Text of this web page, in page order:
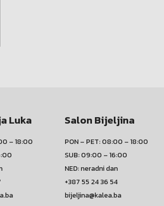
Luka
– 18:00
Salon Bijeljina
PON – PET: 08:00 – 18:00
SUB: 09:00 – 16:00
NED: neradni dan
+387 55 24 36 54
bijeljina@kalea.ba